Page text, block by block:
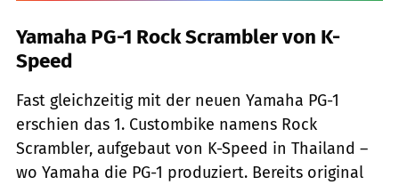
Yamaha PG-1 Rock Scrambler von K-
Speed
Fast gleichzeitig mit der neuen Yamaha PG-1
erschien das 1. Custombike namens Rock
Scrambler, aufgebaut von K-Speed in Thailand –
wo Yamaha die PG-1 produziert. Bereits original